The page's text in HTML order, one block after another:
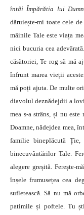
întâi Împărătia lui
dăruiește-mi toate cele
mâinile Tale este viața
nici bucuria cea
căsătoriei, Te rog să mă
înfrunt marea vieții
mă poți ajuta. De multe
diavolul deznădejdii a
mea s-a strâns, și nu
Doamne, nădejdea mea,
familie bineplăcută Ție,
binecuvântărilor Tale.
alegere greșită. Ferește-
înșele frumusețea cea
sufletească. Să nu mă
patimile și poftele. Tu